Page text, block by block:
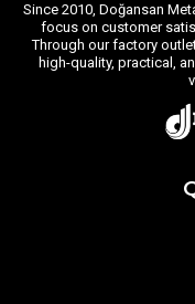
Since 2010, Doğansan
focus on customer
Through our factory
high-quality, practical,